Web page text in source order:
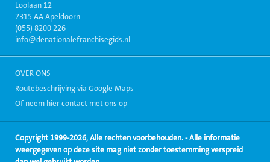
Loolaan 12
7315 AA Apeldoorn
(055) 8200 226
info@denationalefranchisegids.nl
OVER ONS
Routebeschrijving via Google Maps
Of neem hier contact met ons op
Copyright 1999-2026, Alle rechten voorbehouden. - Alle informatie
weergegeven op deze site mag niet zonder toestemming verspreid